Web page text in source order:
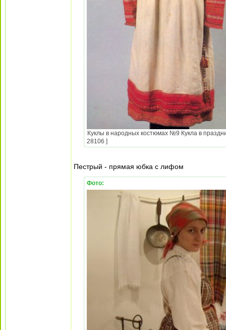
Куклы в народных костюмах №9 Кукла в
28106 ]
Пестрый - прямая юбка с лифом
Фото: